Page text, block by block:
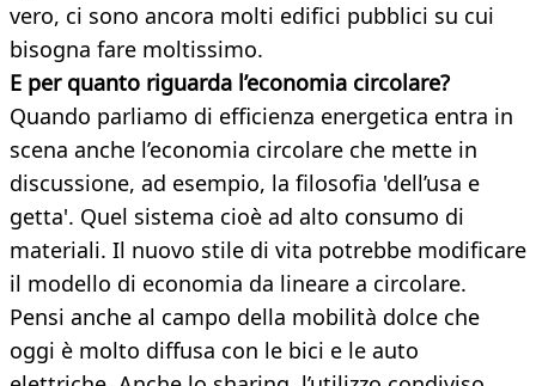
vero, ci sono ancora molti edifici pubblici su cui
bisogna fare moltissimo.
E per quanto riguarda l’economia circolare?
Quando parliamo di efficienza energetica entra in
scena anche l’economia circolare che mette in
discussione, ad esempio, la filosofia 'dell’usa e
getta'. Quel sistema cioè ad alto consumo di
materiali. Il nuovo stile di vita potrebbe modificare
il modello di economia da lineare a circolare.
Pensi anche al campo della mobilità dolce che
oggi è molto diffusa con le bici e le auto